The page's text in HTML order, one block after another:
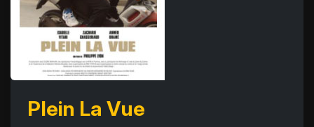
Plein La Vue